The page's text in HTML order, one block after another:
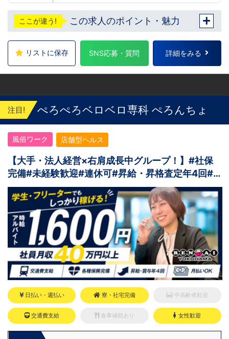
ここが違う! この求人のポイント・魅力
リストに保存 SNS応募・質問 詳細をみる
注目! ぺろぺろベロベロ専科 ぺろんちょ
風俗ワーク 店舗型ヘルス
【大手・法人経営×右肩成長中グループ！】#社保
完備#未経験歓迎#連休可#昇給・昇格査定年4回#
寮完備
日払い・週払い 寮・社宅完備 中高齢者歓迎
交通費支給 食事補助あり 女性歓迎